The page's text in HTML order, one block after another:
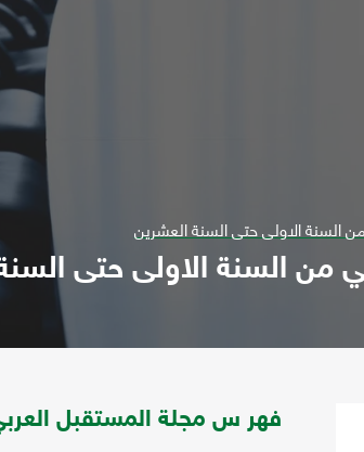
السنة الاولى حتى السنة العشرين
من السنة الاولى حتى
فهر س مجلة المستقبل